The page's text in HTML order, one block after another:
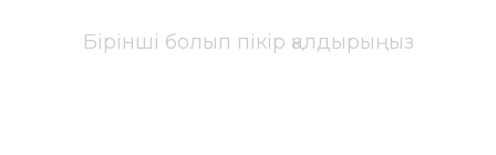
Бірінші болып пікір қалдырыңыз